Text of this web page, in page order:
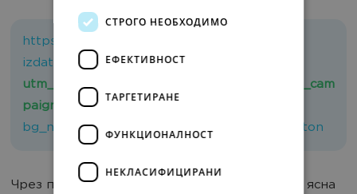
https://www.ciela.com/knigi/vsichki-knigi-ot-
izdatelstvo-ciela?
utm_source=inbox&
utm_cam
paign
=ciela-
bg_newsletter_01032023&utm_content =button
Чрез параметъра '
ще получите ясна
СТРОГО НЕОБХОДИМО
ЕФЕКТИВНОСТ
ТАРГЕТИРАНЕ
ФУНКЦИОНАЛНОСТ
НЕКЛАСИФИЦИРАНИ